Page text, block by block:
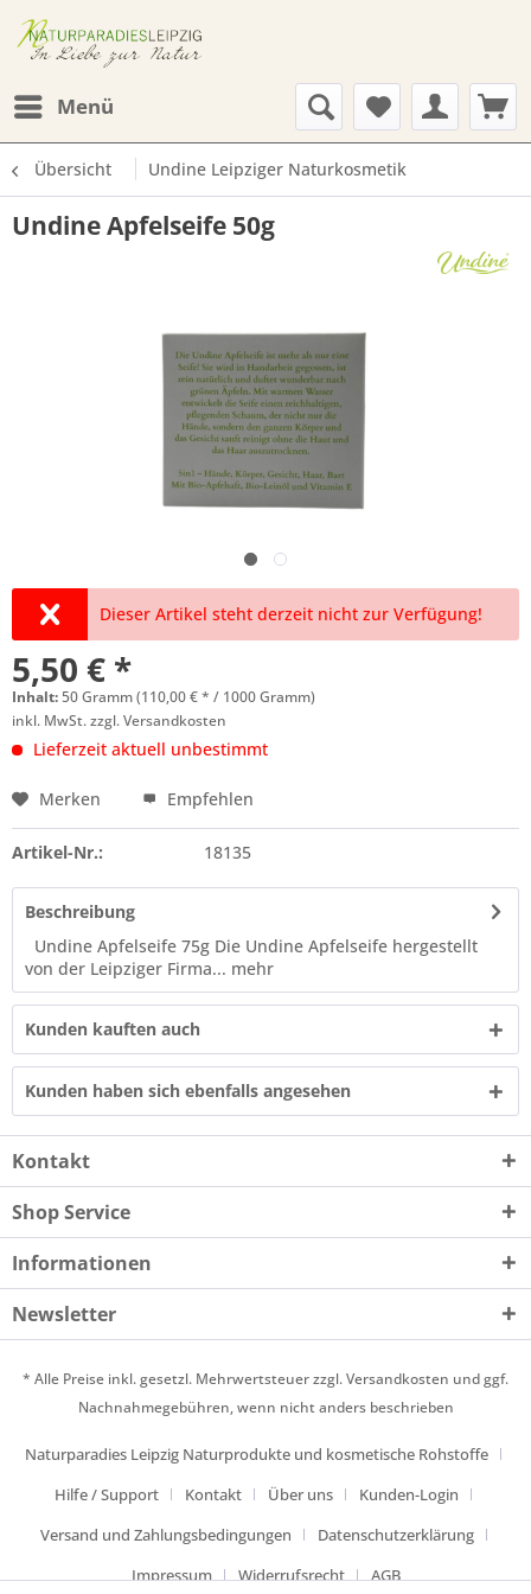
Menü
Übersicht Undine Leipziger Naturkosmetik
Undine Apfelseife 50g
Dieser Artikel steht derzeit nicht zur Verfügung!
5,50 € *
Inhalt:50 Gramm (110,00 € * / 1000 Gramm)
inkl. MwSt.zzgl. Versandkosten
Lieferzeit aktuell unbestimmt
Merken Empfehlen
Artikel-Nr.: 18135
Beschreibung
Undine Apfelseife 75g Die Undine Apfelseife hergestellt
von der Leipziger Firma... mehr
Kunden kauften auch
Kunden haben sich ebenfalls angesehen
Kontakt
Shop Service
Informationen
Newsletter
* Alle Preise inkl. gesetzl. Mehrwertsteuer zzgl.Versandkosten und ggf.
Nachnahmegebühren, wenn nicht anders beschrieben
Naturparadies Leipzig Naturprodukte und kosmetische Rohstoffe
Hilfe / Support
Kontakt Über uns
Kunden-Login
Versand und Zahlungsbedingungen
Datenschutzerklärung
Impressum
Widerrufsrecht AGB